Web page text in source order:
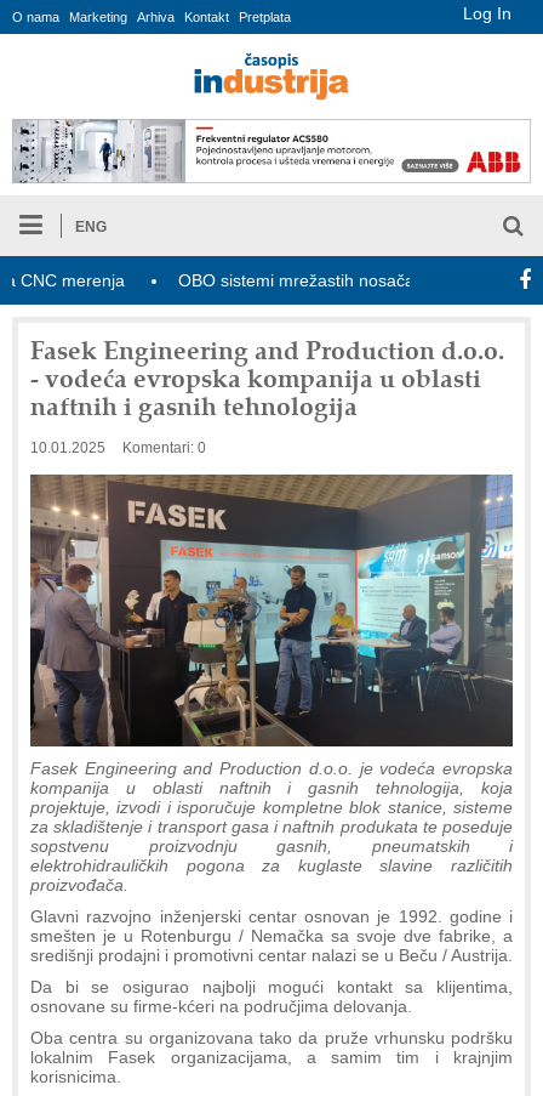
Log In
O nama Marketing Arhiva Kontakt Pretplata
ENG
merenja OBO sistemi mrežastih nosača kablova Novi
Fasek Engineering and Production d.o.o.
- vodeća evropska kompanija u oblasti
naftnih i gasnih tehnologija
10.01.2025 Komentari: 0
Fasek Engineering and Production d.o.o. je vodeća evropska
kompanija u oblasti naftnih i gasnih tehnologija, koja
projektuje, izvodi i isporučuje kompletne blok stanice, sisteme
za skladištenje i transport gasa i naftnih produkata te poseduje
sopstvenu proizvodnju gasnih, pneumatskih i
elektrohidrauličkih pogona za kuglaste slavine različitih
proizvođača.
Glavni razvojno inženjerski centar osnovan je 1992. godine i
smešten je u Rotenburgu / Nemačka sa svoje dve fabrike, a
središnji prodajni i promotivni centar nalazi se u Beču / Austrija.
Da bi se osigurao najbolji mogući kontakt sa klijentima,
osnovane su firme-kćeri na područjima delovanja.
Oba centra su organizovana tako da pruže vrhunsku podršku
lokalnim Fasek organizacijama, a samim tim i krajnjim
korisnicima.